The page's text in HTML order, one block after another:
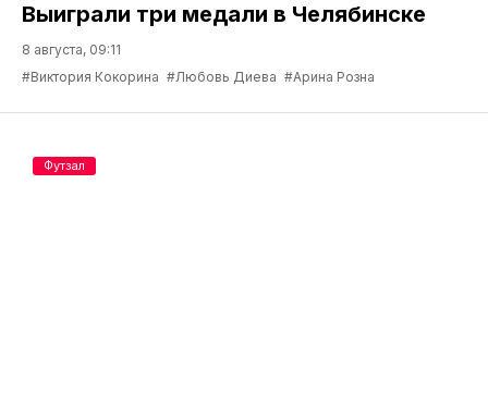
Выиграли три медали в Челябинске
8 августа, 09:11
#Виктория Кокорина #Любовь Диева #Арина Розна
Футзал